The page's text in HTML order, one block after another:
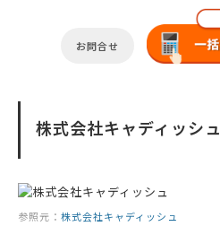
お問合せ
株式会社キャディッシュ
参照元： 株式会社キャディッシュ